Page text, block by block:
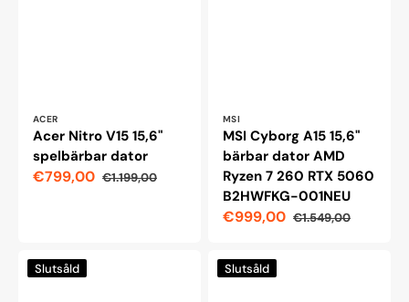
Leverantör:
ACER
Acer Nitro V15 15,6"
spelbärbar dator
Reapris
€799,00
Ordinarie
€1.199,00
Leverantör:
MSI
MSI Cyborg A15 15,6"
bärbar dator AMD
Ryzen 7 260 RTX 5060
B2HWFKG-001NEU
Reapris
€999,00
Ordinarie
€1.549,00
ASUS
TUFSlutsåld
Acer
Nitro
Slutsåld